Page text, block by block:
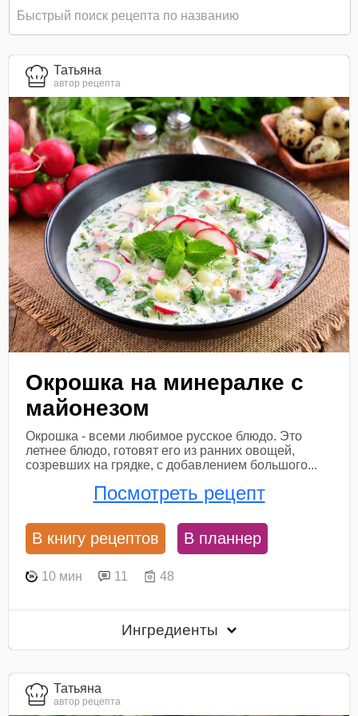
Татьяна
автор рецепта
Окрошка на минералке с
майонезом
Окрошка - всеми любимое русское блюдо. Это
летнее блюдо, готовят его из ранних овощей,
созревших на грядке, с добавлением большого...
Посмотреть рецепт
В книгу рецептов В планнер
10 мин 11 48
Ингредиенты
Татьяна
автор рецепта